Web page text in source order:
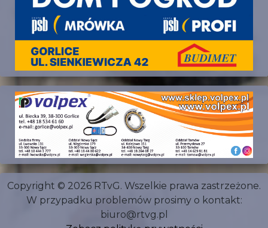
Copyright © 2026 RTvG. Wszelkie prawa zastrzeżone.
W przypadku problemów prosimy o kontakt:
biuro@rtvg.pl